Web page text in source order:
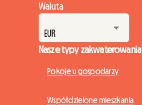
Waluta
Nasze typy zakwaterowania
Pokoje u gospodarzy
Współdzielone mieszkania